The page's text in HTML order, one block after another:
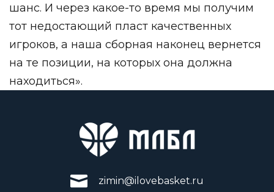
шанс. И через какое-то время мы получим
тот недостающий пласт качественных
игроков, а наша сборная наконец вернется
на те позиции, на которых она должна
находиться».
zimin@ilovebasket.ru